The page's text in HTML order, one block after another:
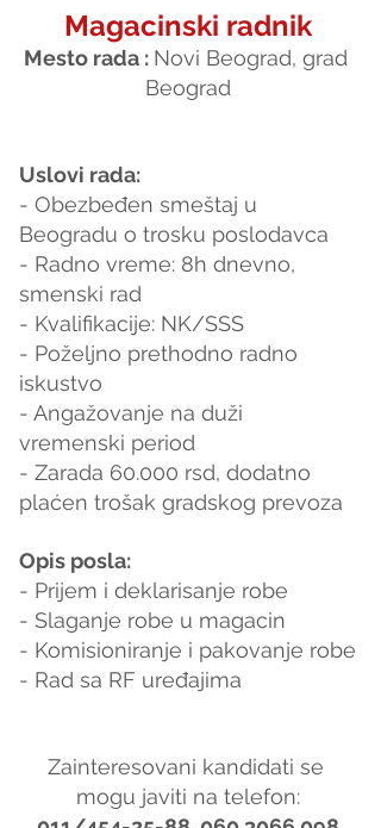
Magacinski radnik
Mesto rada : Novi Beograd, grad
Beograd
Uslovi rada:
- Obezbeđen smeštaj u
Beogradu o trosku poslodavca
- Radno vreme: 8h dnevno,
smenski rad
- Kvalifikacije: NK/SSS
- Poželjno prethodno radno
iskustvo
- Angažovanje na duži
vremenski period
- Zarada 60.000 rsd, dodatno
plaćen trošak gradskog prevoza
Opis posla:
- Prijem i deklarisanje robe
- Slaganje robe u magacin
- Komisioniranje i pakovanje robe
- Rad sa RF uređajima
Zainteresovani kandidati se
mogu javiti na telefon: